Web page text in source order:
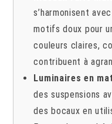
s’harmonisent
motifs doux pour
couleurs claires,
contribuent à
Luminaires en
des suspensions
des bocaux en